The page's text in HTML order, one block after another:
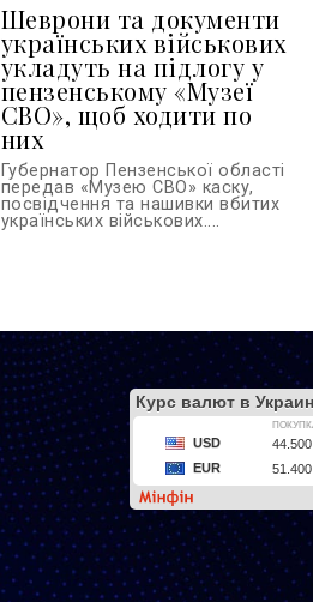
Шеврони та документи
українських військових
укладуть на підлогу у
пензенському «Музеї
СВО», щоб ходити по
них
Губернатор Пензенської області
передав «Музею СВО» каску,
посвідчення та нашивки вбитих
українських військових....